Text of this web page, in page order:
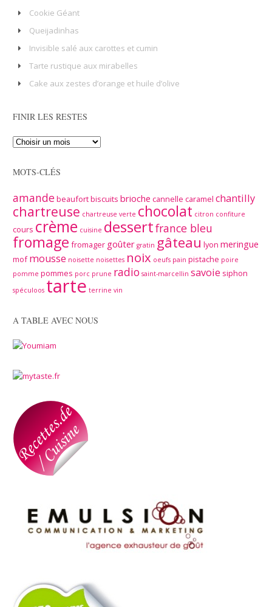
Cookie Géant
Queijadinhas
Invisible salé aux carottes et cumin
Tarte rustique aux mirabelles
Cake aux zestes d’orange et huile d’olive
FINIR LES RESTES
MOTS-CLÉS
amandebeaufortbiscuits brioche cannelle caramel chantilly
chartreuse chartreuse verte chocolat citron confiture
cours crème cuisine dessertfrance bleu
fromage fromager goûter gratin gâteau lyon meringue
mof mousse noisette noisettes noix oeufs pain pistache poire
pomme pommes porc prune radio saint-marcellin savoie siphon
spéculoos tarte terrine vin
A TABLE AVEC NOUS